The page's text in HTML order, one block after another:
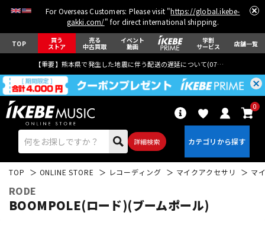
For Overseas Customers: Please visit "https://global.ikebe-
gakki.com/" for direct international shipping.
TOP 買う
ストア
売る
中古買取
イベント
動画
学割
サービス 店舗一覧
【重要】熊本県で発生した地震に伴う配送の遅延について(07月29日
詳細検索
0
TOP ONLINE STORE レコーディング マイクアクセサリ マ
RODE
BOOMPOLE(ロード)(ブームポール)